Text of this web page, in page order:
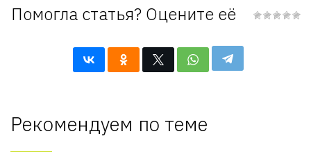
Помогла статья? Оцените её
Рекомендуем по теме